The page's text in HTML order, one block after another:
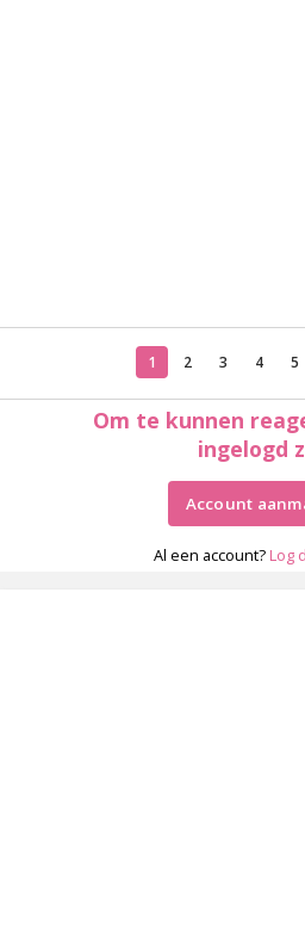
1 2 3 4 5
Om te kunnen
ingelogd
Account
Al een account? Log